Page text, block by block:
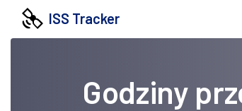
ISS Tracker
Godziny